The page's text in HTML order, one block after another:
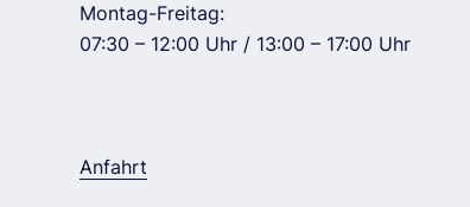
Montag-Freitag:
07:30 – 12:00 Uhr / 13:00 – 17:00 Uhr
Anfahrt